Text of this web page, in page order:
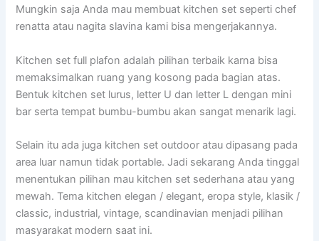
Mungkin saja Anda mau membuat kitchen set seperti chef
renatta atau nagita slavina kami bisa mengerjakannya.
Kitchen set full plafon adalah pilihan terbaik karna bisa
memaksimalkan ruang yang kosong pada bagian atas.
Bentuk kitchen set lurus, letter U dan letter L dengan mini
bar serta tempat bumbu-bumbu akan sangat menarik lagi.
Selain itu ada juga kitchen set outdoor atau dipasang pada
area luar namun tidak portable. Jadi sekarang Anda tinggal
menentukan pilihan mau kitchen set sederhana atau yang
mewah. Tema kitchen elegan / elegant, eropa style, klasik /
classic, industrial, vintage, scandinavian menjadi pilihan
masyarakat modern saat ini.